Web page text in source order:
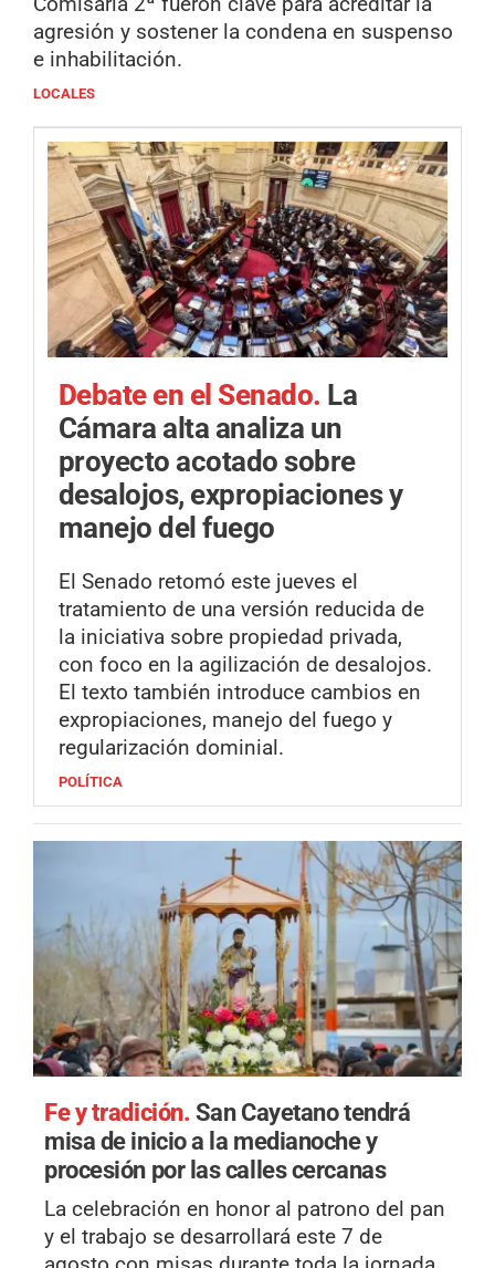
agresión y sostener la condena en suspenso
e inhabilitación.
LOCALES
Debate en el Senado. La
Cámara alta analiza un
proyecto acotado sobre
desalojos, expropiaciones y
manejo del fuego
El Senado retomó este jueves el
tratamiento de una versión reducida de
la iniciativa sobre propiedad privada,
con foco en la agilización de desalojos.
El texto también introduce cambios en
expropiaciones, manejo del fuego y
regularización dominial.
POLÍTICA
Fe y tradición. San Cayetano tendrá
misa de inicio a la medianoche y
procesión por las calles cercanas
La celebración en honor al patrono del pan
y el trabajo se desarrollará este 7 de